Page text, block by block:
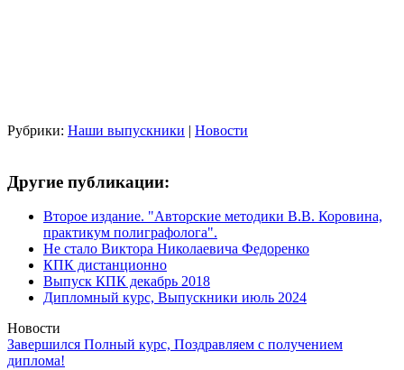
Рубрики: Наши выпускники | Новости
Другие публикации:
Второе издание. "Авторские методики В.В. Коровина,
практикум полиграфолога".
Не стало Виктора Николаевича Федоренко
КПК дистанционно
Выпуск КПК декабрь 2018
Дипломный курс, Выпускники июль 2024
Новости
Завершился Полный курс, Поздравляем с получением
диплома!